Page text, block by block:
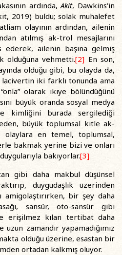
ardında,Akit, Dawkins'in
2019) buldu; solak muhalefet
olayının ardından, ailenin
atılmış ak-trol mesajlarını
ailenin başına gelmiş
olduğuna vehmetti.[2] En son,
olduğu gibi, bu olayda da,
iki farklı tonunda ama
olarak ikiye bölündüğünü
büyük oranda sosyal medya
kimliğini burada sergilediği
büyük toplumsal kitle ak-
en temel, toplumsal,
bakmak yerine bizi ve onları
bakıyorlar.[3]
gibi daha makbul düşünsel
duygudaşlık üzerinden
amigolaştırırken, bir şey daha
sansür, oto-sansür gibi
erişilmez kılan tertibat daha
zamandır yapamadığımız
olduğu üzerine, esastan bir
ortadan kalkmış oluyor.